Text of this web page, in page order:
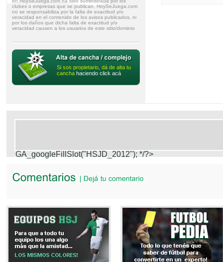
clubes o empresas que se publican. HoySeJuega.com
no se responsabiliza por la falta de exactitud y/o
veracidad en el contenido de los avisos publicados, ni
por los daños que dicha falta de exactitud y/o
veracidad causen a los usuarios de este sitio/dominio
Si sos propietario, dá de alta tu
cancha haciendo click acá
GA_googleFillSlot("HSJD_2012"); */?>